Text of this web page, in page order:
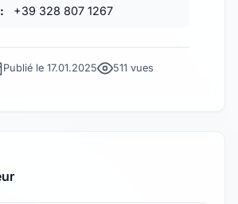
+39 328 807 1267
Publié le 17.01.2025 511 vues